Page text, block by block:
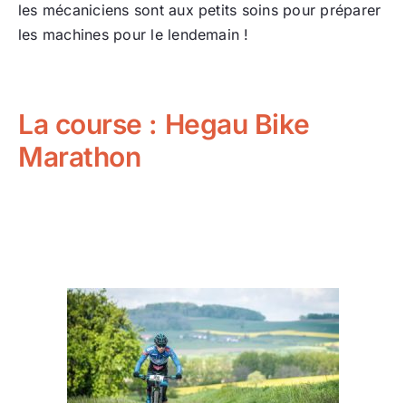
les mécaniciens sont aux petits soins pour préparer
les machines pour le lendemain !
La course : Hegau Bike
Marathon